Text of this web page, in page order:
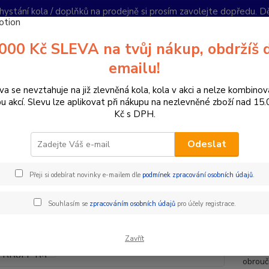
kola / doplňků na prodejně si prosím zavolejte dopředu.
Hledat
PO-
SPORTOVNÍ SLUNEČNÍ BRÝLE R2 PEAK
SLUNEČNÍ BRÝLE R2
R2
Kč SLEVA na tvůj nákup, obdržíš
emailu!
se nevztahuje na již zlevněná kola, kola v akci a nelze
akcí. Slevu lze aplikovat při nákupu na nezlevněné zboží nad
Kč s DPH.
Odeslat
Přeji si odebírat novinky e-mailem dle podmínek zpracování osobních údajů.
Souhlasím se zpracováním osobních údajůpro účely registrace.
Zavřít